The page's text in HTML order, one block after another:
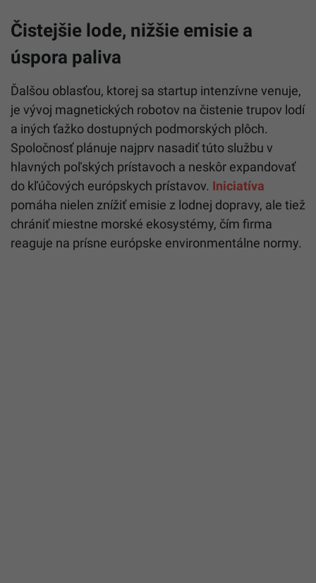
Čistejšie lode, nižšie emisie a
úspora paliva
Ďalšou oblasťou, ktorej sa startup intenzívne venuje,
je vývoj magnetických robotov na čistenie trupov lodí
a iných ťažko dostupných podmorských plôch.
Spoločnosť plánuje najprv nasadiť túto službu v
hlavných poľských prístavoch a neskôr expandovať
do kľúčových európskych prístavov. Iniciatíva
pomáha nielen znížiť emisie z lodnej dopravy, ale tiež
chrániť miestne morské ekosystémy, čím firma
reaguje na prísne európske environmentálne normy.